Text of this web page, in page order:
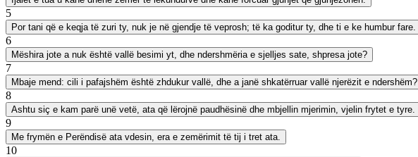
5
Por tani që e keqja të zuri ty, nuk je në gjendje të veprosh; të ka goditur ty, dhe ti e ke humbur fare.
6
Mëshira jote a nuk është vallë besimi yt, dhe ndershmëria e sjelljes sate, shpresa jote?
7
Mbaje mend: cili i pafajshëm është zhdukur vallë, dhe a janë shkatërruar vallë njerëzit e ndershëm?
8
Ashtu siç e kam parë unë vetë, ata që lërojnë paudhësinë dhe mbjellin mjerimin, vjelin frytet e tyre.
9
Me frymën e Perëndisë ata vdesin, era e zemërimit të tij i tret ata.
10